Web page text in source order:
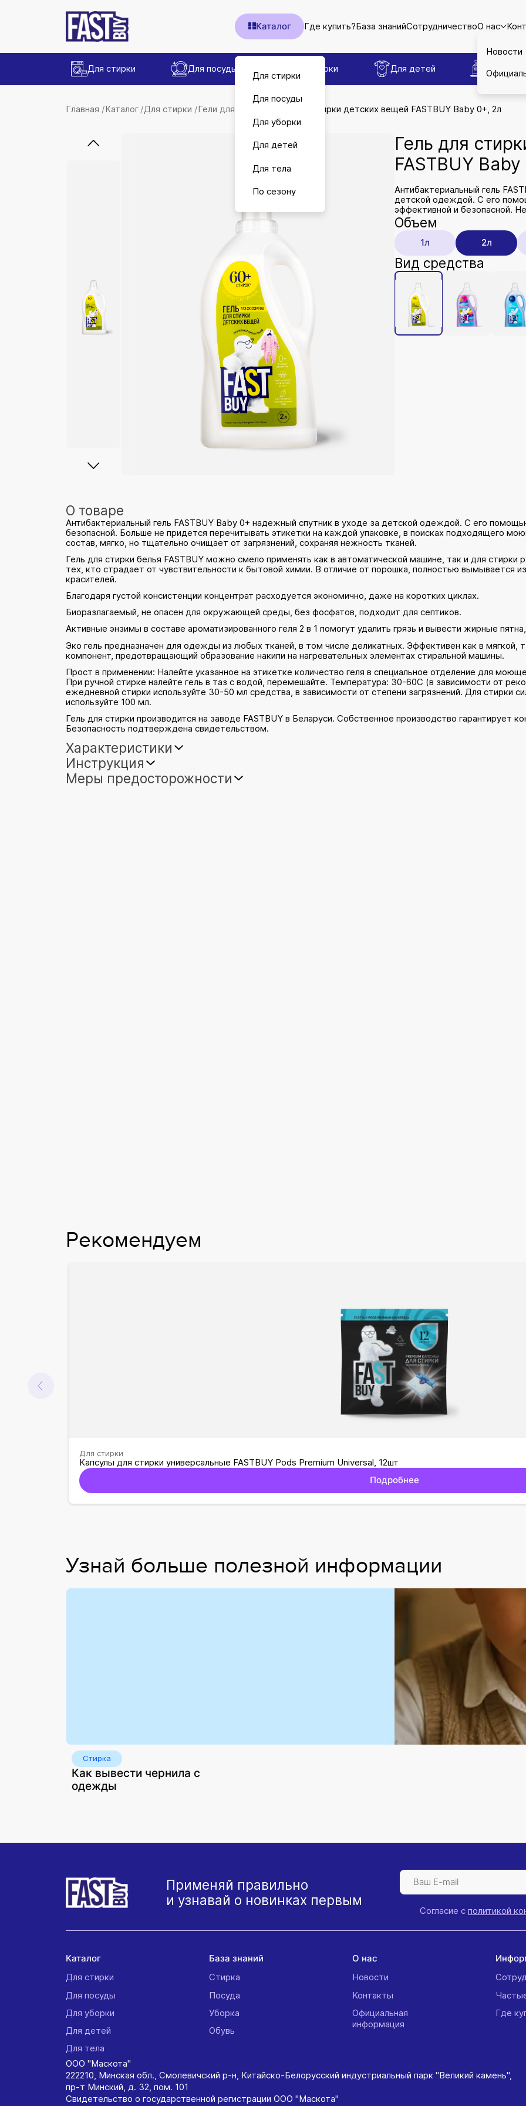
Каталог
Для стирки
Для посуды
Для уборки
Для детей
Для тела
По сезону
Где купить?База знанийСотрудничествоО нас
Новости
Для стирки Для посуды Для уборки Для детей Для тела
Главная Каталог Для стирки Гели для стирки Гель для стирки детских вещей FASTBUY Baby 0+, 2л
Гель для
FASTBUY
Антибактериальный гель
детской одеждой. С его
эффективной и безопасной.
Объем
1л 2л
Вид средства
О товаре
Антибактериальный гель FASTBUY Baby 0+ надежный спутник в уходе за детской одеждой. С его
безопасной. Больше не придется перечитывать этикетки на каждой упаковке, в поисках подходящего
состав, мягко, но тщательно очищает от загрязнений, сохраняя нежность тканей.
Гель для стирки белья FASTBUY можно смело применять как в автоматической машине, так и для
тех, кто страдает от чувствительности к бытовой химии. В отличие от порошка, полностью вымывается
красителей.
Благодаря густой консистенции концентрат расходуется экономично, даже на коротких циклах.
Биоразлагаемый, не опасен для окружающей среды, без фосфатов, подходит для септиков.
Активные энзимы в составе ароматизированного геля 2 в 1 помогут удалить грязь и вывести жирные
Эко гель предназначен для одежды из любых тканей, в том числе деликатных. Эффективен как в
компонент, предотвращающий образование накипи на нагревательных элементах стиральной машины.
Прост в применении: Налейте указанное на этикетке количество геля в специальное отделение для
При ручной стирке налейте гель в таз с водой, перемешайте. Температура: 30-60С (в зависимости от
ежедневной стирки используйте 30-50 мл средства, в зависимости от степени загрязнений. Для стирки
используйте 100 мл.
Гель для стирки производится на заводе FASTBUY в Беларуси. Собственное производство гарантирует
Безопасность подтверждена свидетельством.
Характеристики
Инструкция
Меры предосторожности
Рекомендуем
Для стирки
Капсулы для стирки универсальные FASTBUY Pods Premium Universal, 12шт
Подробнее
Узнай больше полезной информации
Стирка
Как вывести чернила с
одежды
Применяй правильно
и узнавай о новинках первым
Согласие с политикой
Каталог
Для стирки
Для посуды
Для уборки
Для детей
Для тела
База знаний
Стирка
Посуда
Уборка
Обувь
О нас
Новости
Контакты
Официальная
информация
Где
ООО "Маскота"
222210, Минская обл., Смолевичский р-н, Китайско-Белорусский индустриальный парк "Великий камень",
пр-т Минский, д. 32, пом. 101
Свидетельство о государственной регистрации ООО "Маскота"